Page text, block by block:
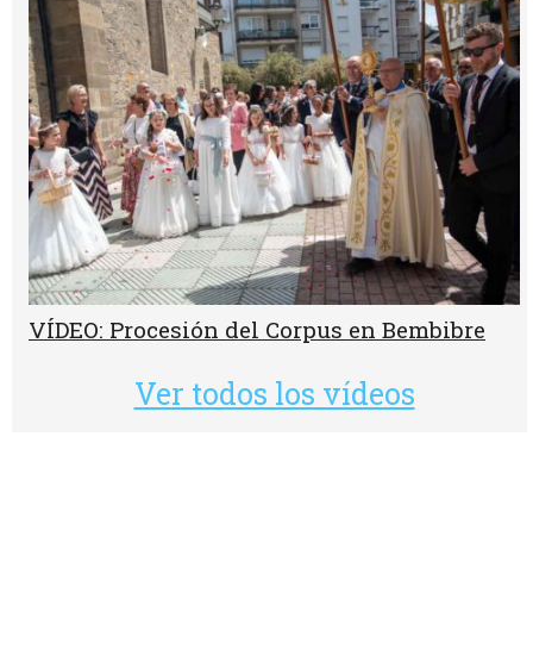
VÍDEO: Procesión del Corpus en Bembibre
Ver todos los vídeos